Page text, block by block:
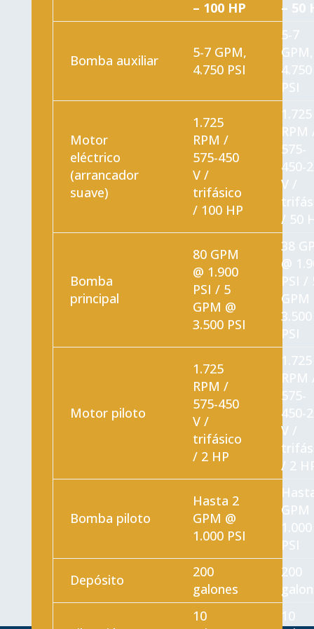
– 100 HP
– 50
Bomba auxiliar
5-7 GPM,
4.750 PSI
5-7
GPM,
4.750
PSI
Motor
eléctrico
(arrancador
suave)
1.725
RPM /
575-450
V /
trifásico
/ 100 HP
1.725
RPM
575-
450-
V /
/ 50
Bomba
principal
80 GPM
@ 1.900
PSI / 5
GPM @
3.500 PSI
38
@
PSI /
GPM
3.500
PSI
Motor piloto
1.725
RPM /
575-450
V /
trifásico
/ 2 HP
1.725
RPM
575-
450-
V /
/ 2
Bomba piloto
Hasta 2
GPM @
1.000 PSI
GPM
1.000
PSI
Depósito
200
galones
200
10
10